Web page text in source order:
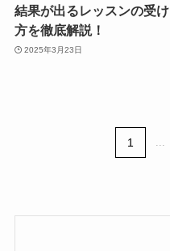
結果が出るレッスンの受け
方を徹底解説！
2025年3月23日
1 ...